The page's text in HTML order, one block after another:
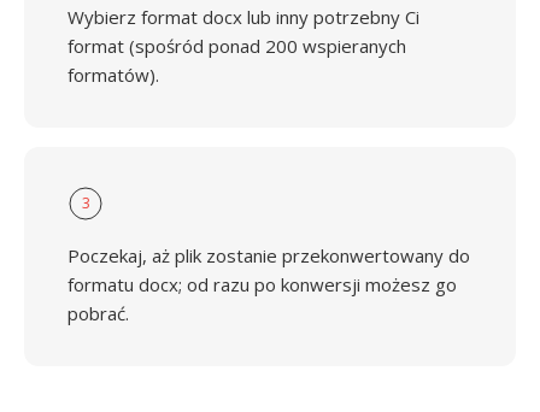
Wybierz format docx lub inny potrzebny Ci
format (spośród ponad 200 wspieranych
formatów).
3
Poczekaj, aż plik zostanie przekonwertowany do
formatu docx; od razu po konwersji możesz go
pobrać.